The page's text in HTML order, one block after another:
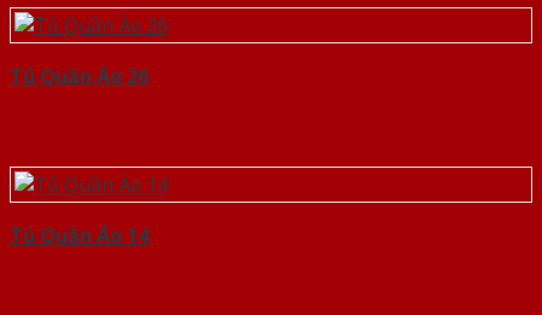
Tủ Quần Áo 26
Tủ Quần Áo 14